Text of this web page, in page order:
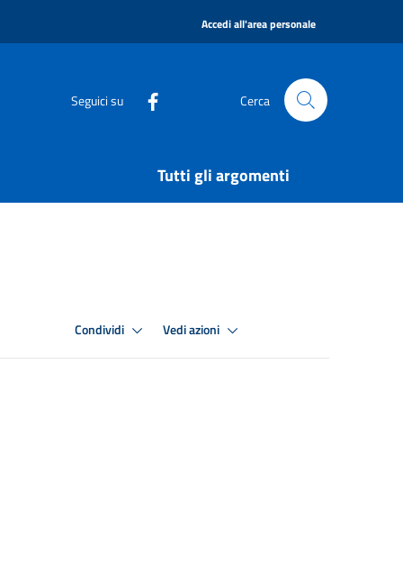
Accedi all'area personale
Seguici su Cerca
Tutti gli argomenti
Condividi Vedi azioni